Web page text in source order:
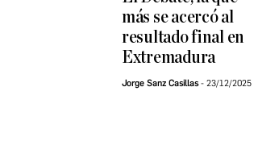
más se acercó al
resultado final en
Extremadura
Jorge Sanz Casillas 23/12/2025